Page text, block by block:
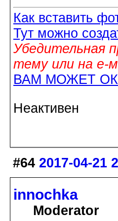
Как вставить
Тут можно
Убедительная
тему или на
ВАМ МОЖЕТ
Неактивен
#64 2017-04-21
innochka
Moderator